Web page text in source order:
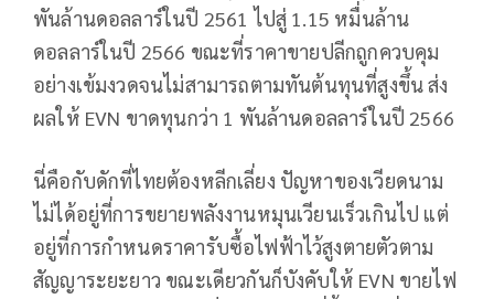
พันล้านดอลลาร์ในปี 2561 ไปสู่ 1.15 หมื่นล้าน
ดอลลาร์ในปี 2566 ขณะที่ราคาขายปลีกถูกควบคุม
อย่างเข้มงวดจนไม่สามารถตามทันต้นทุนที่สูงขึ้น ส่ง
ผลให้ EVN ขาดทุนกว่า 1 พันล้านดอลลาร์ในปี 2566
นี่คือกับดักที่ไทยต้องหลีกเลี่ยง ปัญหาของเวียดนาม
ไม่ได้อยู่ที่การขยายพลังงานหมุนเวียนเร็วเกินไป แต่
อยู่ที่การกำหนดราคารับซื้อไฟฟ้าไว้สูงตายตัวตาม
สัญญาระยะยาว ขณะเดียวกันก็บังคับให้ EVN ขายไฟ